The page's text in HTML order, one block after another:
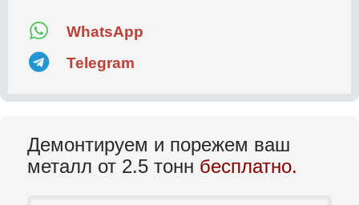
WhatsApp
Telegram
Демонтируем и порежем ваш
металл от 2.5 тонн бесплатно.